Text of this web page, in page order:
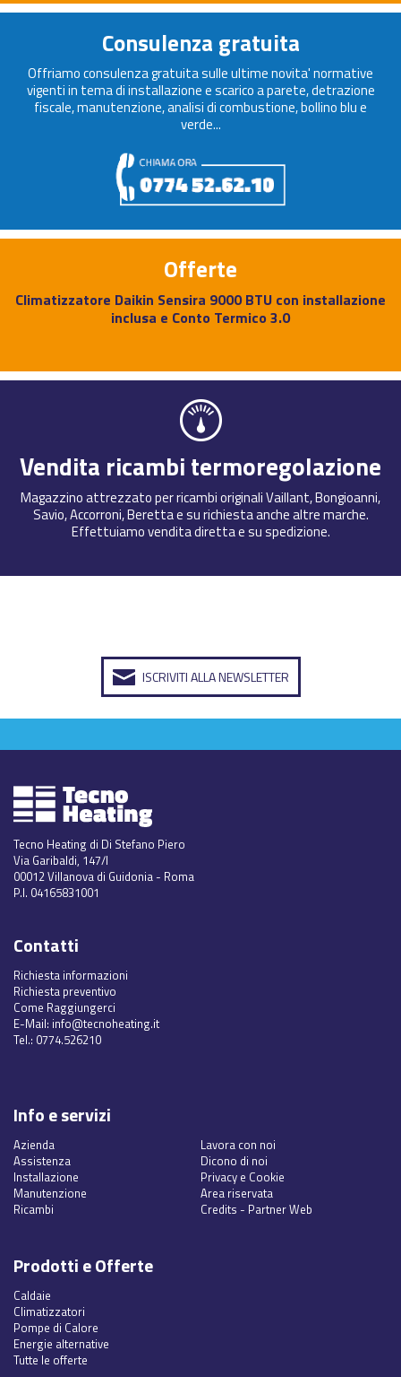
Consulenza gratuita
Offriamo consulenza gratuita sulle ultime novita' normative
vigenti in tema di installazione e scarico a parete, detrazione
fiscale, manutenzione, analisi di combustione, bollino blu e
verde...
Offerte
Climatizzatore Daikin Sensira 9000 BTU con installazione
inclusa e Conto Termico 3.0
Vendita ricambi termoregolazione
Magazzino attrezzato per ricambi originali Vaillant, Bongioanni,
Savio, Accorroni, Beretta e su richiesta anche altre marche.
Effettuiamo vendita diretta e su spedizione.
ISCRIVITI ALLA NEWSLETTER
Tecno Heating di Di Stefano Piero
Via Garibaldi, 147/I
00012 Villanova di Guidonia - Roma
P.I. 04165831001
Contatti
Richiesta informazioni
Richiesta preventivo
Come Raggiungerci
E-Mail: info@tecnoheating.it
Tel.: 0774.526210
Info e servizi
Azienda
Assistenza
Installazione
Manutenzione
Ricambi
Lavora con noi
Dicono di noi
Privacy e Cookie
Area riservata
Credits - Partner Web
Prodotti e Offerte
Caldaie
Climatizzatori
Pompe di Calore
Energie alternative
Tutte le offerte